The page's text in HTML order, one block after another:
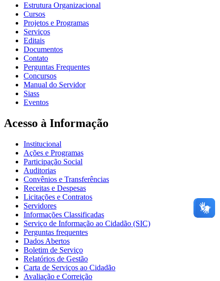
Estrutura Organizacional
Cursos
Projetos e Programas
Serviços
Editais
Documentos
Contato
Perguntas Frequentes
Concursos
Manual do Servidor
Siass
Eventos
Acesso à Informação
Institucional
Ações e Programas
Participação Social
Auditorias
Convênios e Transferências
Receitas e Despesas
Licitações e Contratos
Servidores
Informações Classificadas
Serviço de Informação ao Cidadão (SIC)
Perguntas frequentes
Dados Abertos
Boletim de Serviço
Relatórios de Gestão
Carta de Serviços ao Cidadão
Avaliação e Correição